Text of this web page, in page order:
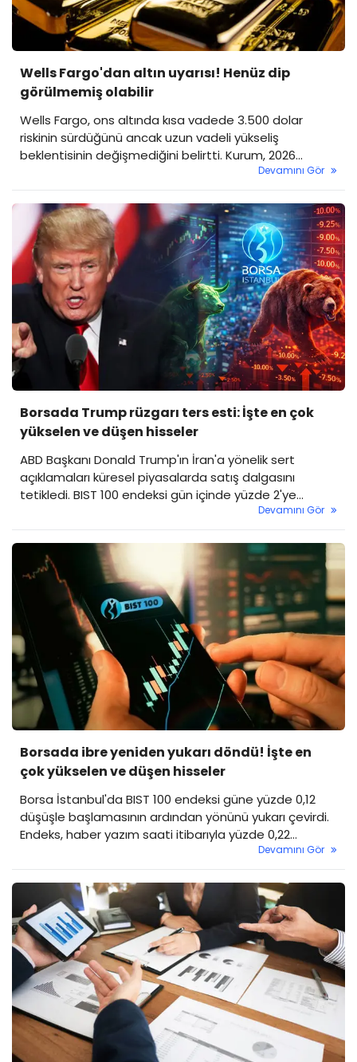
Wells Fargo'dan altın uyarısı! Henüz dip
görülmemiş olabilir
Wells Fargo, ons altında kısa vadede 3.500 dolar
riskinin sürdüğünü ancak uzun vadeli yükseliş
beklentisinin değişmediğini belirtti. Kurum, 2026
sonunda 5.300-5.500 dolar, 2027 sonunda ise 5.800-
6.000 dolar hedefini korudu.
Devamını Gör
Borsada Trump rüzgarı ters esti: İşte en çok
yükselen ve düşen hisseler
ABD Başkanı Donald Trump'ın İran'a yönelik sert
açıklamaları küresel piyasalarda satış dalgasını
tetikledi. BIST 100 endeksi gün içinde yüzde 2'ye
yaklaşan kayıp yaşarken, en çok yükselen ve en çok
değer kaybeden hisseler de belli oldu.
Devamını Gör
Borsada ibre yeniden yukarı döndü! İşte en
çok yükselen ve düşen hisseler
Borsa İstanbul'da BIST 100 endeksi güne yüzde 0,12
düşüşle başlamasının ardından yönünü yukarı çevirdi.
Endeks, haber yazım saati itibarıyla yüzde 0,22
yükselişle 14.458 puanda işlem görürken, en fazla
yükselen ve düşen hisseler de belli oldu.
Devamını Gör